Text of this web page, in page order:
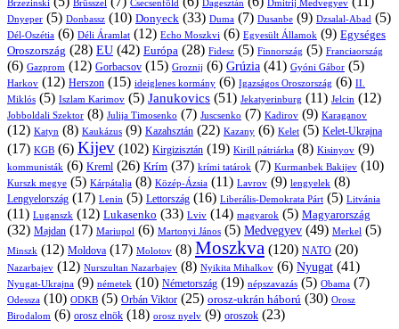
Brzezinski Brüsszel Csecsenföld Dagesztán Dmitrij Medvegyev
Dnyeper (5) Donbassz (10) Donyeck (33) Duma (7) Dusanbe (9) Dzsalal-Abad (5)
Dél-Oszétia (6) Déli Áramlat (12) Echo Moszkvi (6) Egyesült Államok (9) Egységes
Oroszország (28) EU (42) Európa (28) Fidesz (5) Finnország (5) Franciaország
(6) Gazprom (12) Gorbacsov (15) Groznij (6) Grúzia (41) Gyóni Gábor (5)
Harkov (12) Herszon (15) ideiglenes kormány (6) Igazságos Oroszország (6) II.
Miklós (5) Iszlam Karimov (5) Janukovics (51) Jekatyerinburg (11) Jelcin (12)
Jobboldali Szektor (8) Julija Timosenko (7) Juscsenko (7) Kadirov (9) Karaganov
(12) Katyn (8) Kaukázus (9) Kazahsztán (22) Kazany (6) Kelet (5) Kelet-Ukrajna
(17) KGB (6) Kijev (102) Kirgizisztán (19) Kirill pátriárka (8) Kisinyov (9)
kommunisták (6) Kreml (26) Krím (37) krími tatárok (7) Kurmanbek Bakijev (10)
Kurszk megye (5) Kárpátalja (8) Közép-Ázsia (11) Lavrov (9) lengyelek (8)
Lengyelország (17) Lenin (5) Lettország (16) Liberális-Demokrata Párt (5) Litvánia
(11) Luganszk (12) Lukasenko (33) Lviv (14) magyarok (5) Magyarország
(32) Majdan (17) Mariupol (6) Martonyi János (5) Medvegyev (49) Merkel (5)
Minszk (12) Moldova (17) Molotov (8) Moszkva (120) NATO (20)
Nazarbajev (12) Nurszultan Nazarbajev (8) Nyikita Mihalkov (6) Nyugat (41)
Nyugat-Ukrajna (9) németek (10) Németország (19) népszavazás (5) Obama (7)
Odessza (10) ODKB (5) Orbán Viktor (25) orosz-ukrán háború (30) Orosz
Birodalom (6) orosz elnök (18) orosz nyelv (9) oroszok (23)